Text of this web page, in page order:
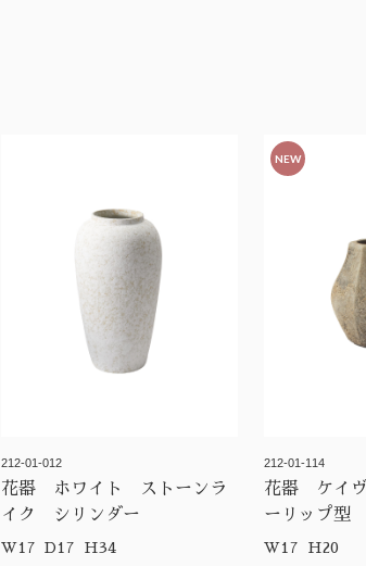
212-01-012
花器 ホワイト ストーンラ
イク シリンダー
W17 D17 H34
NEW
212-01-114
花器 ケイ
ーリップ型
W17 H20